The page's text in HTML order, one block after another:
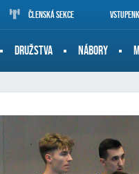
Členská sekce
DRUŽSTVA NÁBORY